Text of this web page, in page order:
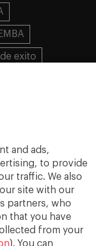
and ads,
to provide
traffic. We also
site with our
partners, who
that you have
from your
). You can
exito